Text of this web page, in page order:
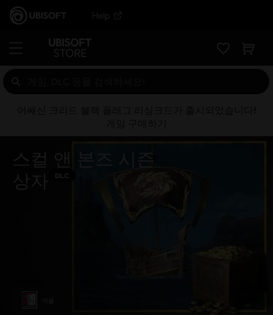
Help
스컬 앤 본즈 시즌
DLC